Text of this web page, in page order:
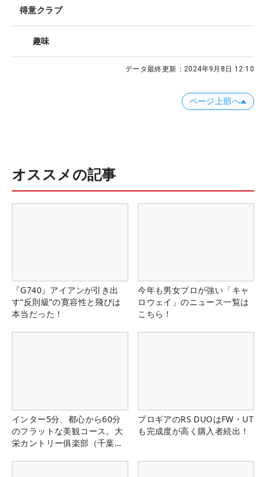
得意クラブ
趣味
データ最終更新： 2024年9月8日 12:10
ページ上部へ
オススメの記事
『G740』アイアンが引き出
す“反則級”の寛容性と飛びは
本当だった！
今年も男女プロが強い「キャ
ロウェイ」のニュース一覧は
こちら！
インター5分、都心から60分
のフラットな美観コース。大
栄カントリー俱楽部（千葉
プロギアのRS DUOはFW・UT
も完成度が高く購入者続出！